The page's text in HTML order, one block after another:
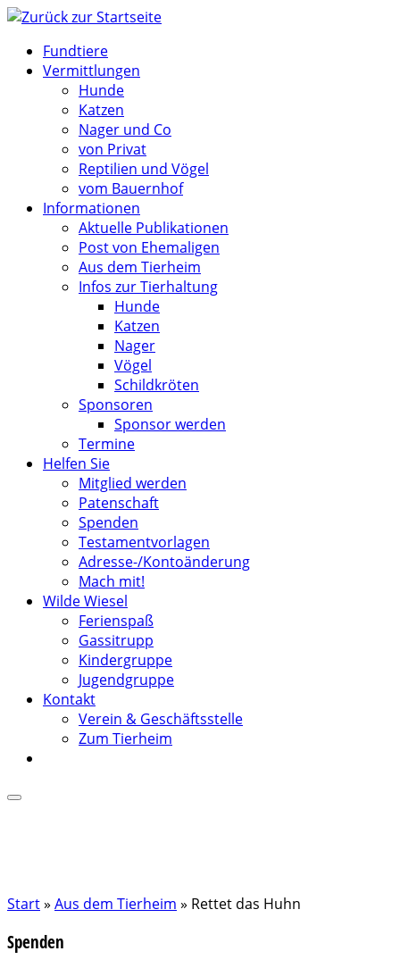
Zum
springenFundtiere
Vermittlungen
Hunde
Katzen
Nager und Co
von Privat
Reptilien und Vögel
vom Bauernhof
Informationen
Aktuelle Publikationen
Post von Ehemaligen
Aus dem Tierheim
Infos zur Tierhaltung
Hunde
Katzen
Nager
Vögel
Schildkröten
Sponsoren
Sponsor werden
Termine
Helfen Sie
Mitglied werden
Patenschaft
Spenden
Testamentvorlagen
Adresse-/Kontoänderung
Mach mit!
Wilde Wiesel
Ferienspaß
Gassitrupp
Kindergruppe
Jugendgruppe
Kontakt
Verein & Geschäftsstelle
Zum Tierheim
Start» Aus dem Tierheim » Rettet das Huhn
Spenden